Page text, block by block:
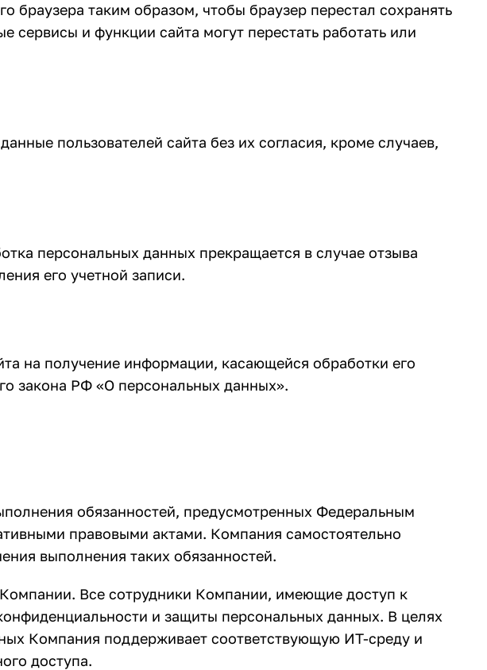
браузера таким образом, чтобы браузер перестал сохранять
и функции сайта могут перестать работать или
пользователей сайта без их согласия, кроме случаев,
персональных данных прекращается в случае отзыва
его учетной записи.
на получение информации, касающейся обработки его
закона РФ «О персональных данных».
обязанностей, предусмотренных Федеральным
правовыми актами. Компания самостоятельно
выполнения таких обязанностей.
Все сотрудники Компании, имеющие доступ к
и защиты персональных данных. В целях
Компания поддерживает соответствующую ИТ-среду и
доступа.